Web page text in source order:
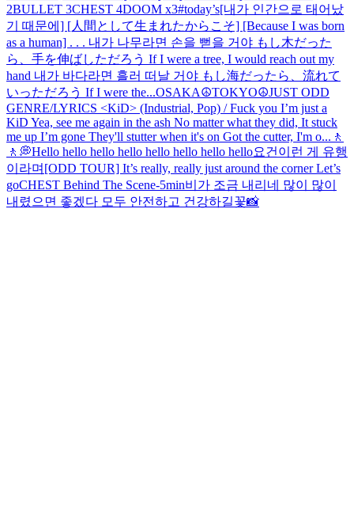
2BULLET 3CHEST 4DOOM x3#today’s[내가 인간으로 태어났
기 때문에] [人間として生まれたからこそ] [Because I was born
as a human] . . . 내가 나무라면 손을 뻗을 거야 もし木だった
ら、手を伸ばしただろう If I were a tree, I would reach out my
hand 내가 바다라면 흘러 떠날 거야 もし海だったら、流れて
いっただろう If I were the...OSAKA☮️TOKYO☮️JUST ODD
GENRE/LYRICS <KiD> (Industrial, Pop) / Fuck you I’m just a
KiD Yea, see me again in the ash No matter what they did, It stuck
me up I’m gone They'll stutter when it's on Got the cutter, I'm o... 🚶
🚶💭Hello hello hello hello hello hello hello hello요건 이런 게 유행
이라며 [ODD TOUR] It’s really, really just around the corner Let’s
goCHEST Behind The Scene-5min비가 조금 내리네 많이 많이
내렸으면 좋겠다 모두 안전하고 건강하길꽃📸